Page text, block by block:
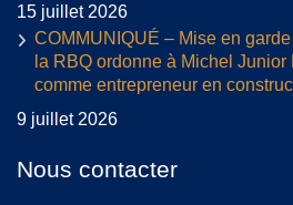
15 juillet 2026
COMMUNIQUÉ – Mise en
la RBQ ordonne à Michel Junior
comme entrepreneur en
9 juillet 2026
Nous contacter